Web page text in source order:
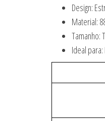
Design:
Material:
Tamanho:
Ideal